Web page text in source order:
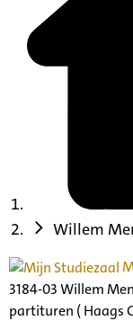
Willem
3184-03 Willem
partituren ( Haags